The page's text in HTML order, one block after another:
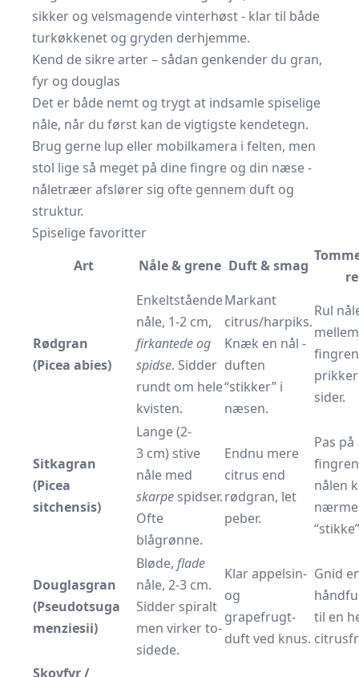
sikker og velsmagende vinterhøst - klar til både
turkøkkenet og gryden derhjemme.
Kend de sikre arter – sådan genkender du gran,
fyr og douglas
Det er både nemt og trygt at indsamle spiselige
nåle, når du først kan de vigtigste kendetegn.
Brug gerne lup eller mobilkamera i felten, men
stol lige så meget på dine fingre og din næse -
nåletræer afslører sig ofte gennem duft og
struktur.
Spiselige favoritter
Art
Nåle & grene Duft & smag
Rødgran
(Picea abies)
Enkeltstående
nåle, 1-2 cm,
firkan­tede og
spidse. Sidder
rundt om hele
kvisten.
Markant
citrus/harpiks.
Knæk en nål -
duften
“stikker” i
næsen.
Rul
mellem
sider.
Sitkagran
(Picea
sitchensis)
Lange (2-
3 cm) stive
nåle med
skarpe spidser.
Ofte
blågrønne.
Endnu mere
citrus end
rødgran, let
peber.
Pas på
nålen
Douglasgran
(Pseudotsuga
menziesii)
Bløde, flade
nåle, 2-3 cm.
Sidder spiralt
men virker to-
sidede.
Klar appelsin-
og
grapefrugt­
duft ved knus.
Gnid
til en
Skovfyr /